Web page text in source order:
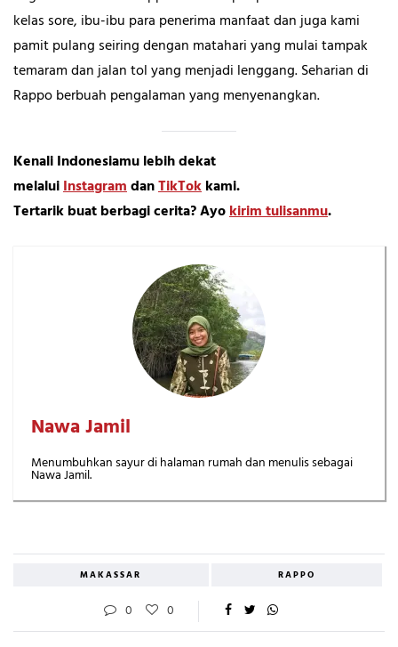
kelas sore, ibu-ibu para penerima manfaat dan juga kami
pamit pulang seiring dengan matahari yang mulai tampak
temaram dan jalan tol yang menjadi lenggang. Seharian di
Rappo berbuah pengalaman yang menyenangkan.
Kenali Indonesiamu lebih dekat
melaluiInstagramdanTikTokkami.
Tertarik buat berbagi cerita? Ayokirim tulisanmu.
Nawa Jamil
Menumbuhkan sayur di halaman rumah dan menulis sebagai
Nawa Jamil.
MAKASSAR RAPPO
0 0